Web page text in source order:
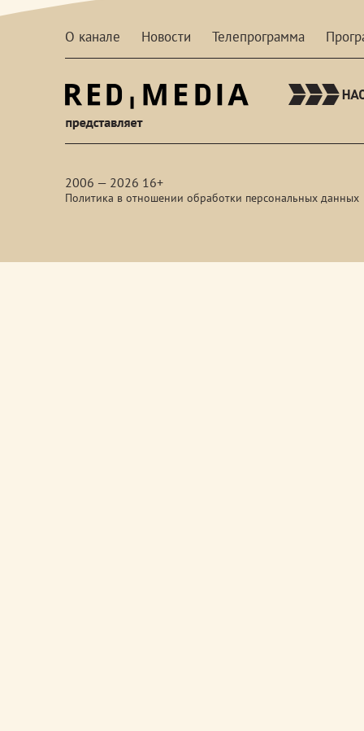
О канале Новости Телепрограмма
2006 — 2026 16+
Политика в отношении обработки персональных данных